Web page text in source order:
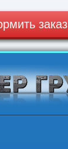
заказ